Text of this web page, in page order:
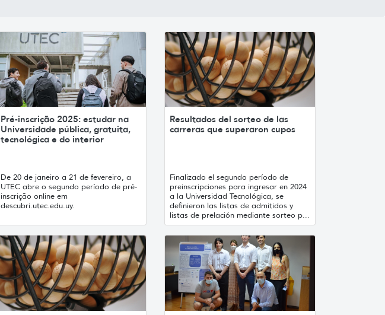
Pré-inscrição 2025: estudar na
Universidade pública, gratuita,
tecnológica e do interior
De 20 de janeiro a 21 de fevereiro, a
UTEC abre o segundo período de pré-
inscrição online em
descubri.utec.edu.uy.
Resultados del sorteo de las
carreras que superaron cupos
Finalizado el segundo período de
preinscripciones para ingresar en 2024
a la Universidad Tecnológica, se
definieron las listas de admitidos y
listas de prelación mediante sorteo p...